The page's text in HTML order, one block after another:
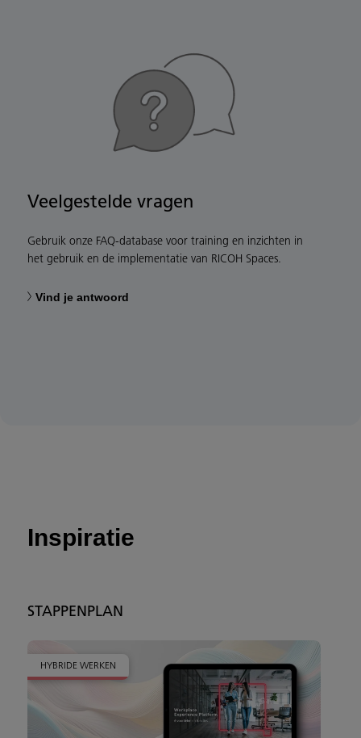
Veelgestelde vragen
Gebruik onze FAQ-database voor training en inzichten in
het gebruik en de implementatie van RICOH Spaces.
Vind je antwoord
Inspiratie
STAPPENPLAN
HYBRIDE WERKEN